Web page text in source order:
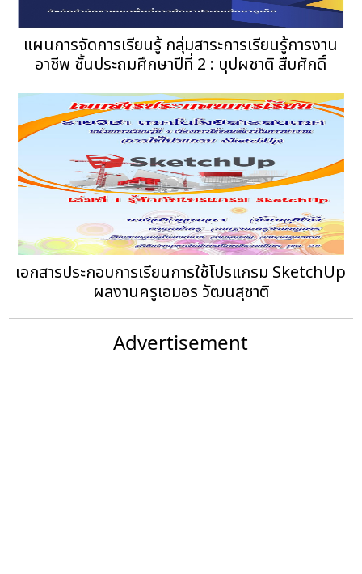
แผนการจัดการเรียนรู้ กลุ่มสาระการเรียนรู้การงาน
อาชีพ ชั้นประถมศึกษาปีที่ 2 : บุปผชาติ สืบศักดิ์
เอกสารประกอบการเรียนการใช้โปรแกรม SketchUp
ผลงานครูเอมอร วัฒนสุชาติ
Advertisement